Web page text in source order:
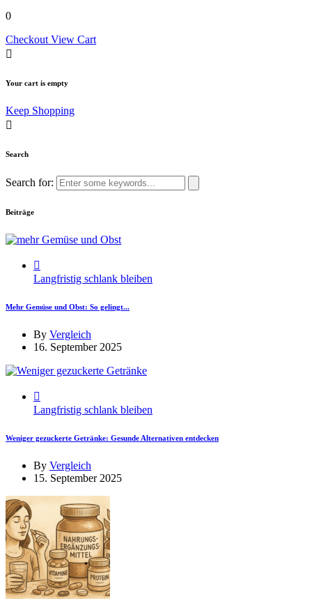
0
Checkout View Cart
Your cart is empty
Keep Shopping
Search
Search for:
Beiträge
Langfristig schlank bleiben
Mehr Gemüse und Obst: So gelingt...
By Vergleich
16. September 2025
Langfristig schlank bleiben
Weniger gezuckerte Getränke: Gesunde Alternativen entdecken
By Vergleich
15. September 2025